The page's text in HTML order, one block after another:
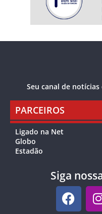
Seu canal de
PARCEIROS
Ligado na Net
Globo
Estadão
Siga